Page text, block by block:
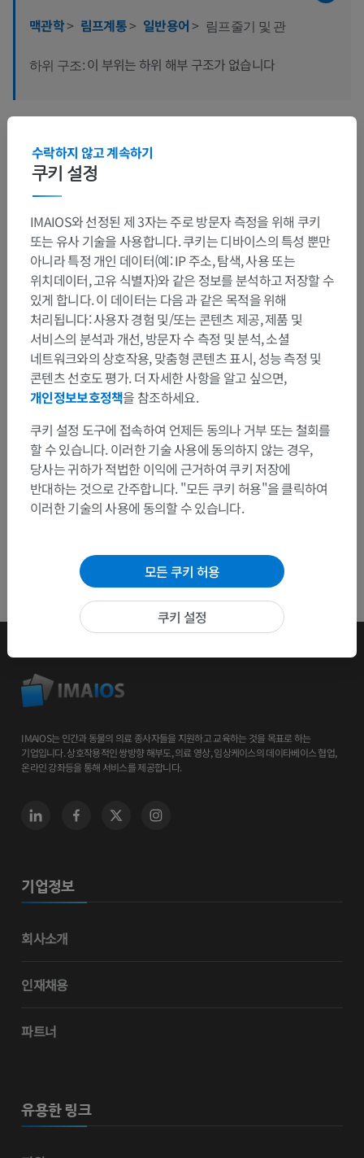
맥관학> 림프계통> 일반용어> 림프줄기 및 관
하위 구조: 이 부위는 하위 해부 구조가 없습니다
인간 비교 해부학
문제를 발견하셨나요?
수정이나, 번역 또는 콘텐츠 개선에 제안이 있으면 언제든
연락 주세요.
문제 보고
앱 다운로드
IMAIOS는 인간과 동물의 의료 종사자들을 지원하고 교육하는 것을 목표로 하는
기업입니다. 상호작용적인 쌍방향 해부도, 의료 영상, 임상케이스의 데이타베이스 협업,
온라인 강좌등을 통해 서비스를 제공합니다.
기업정보
회사소개
인재채용
파트너
유용한 링크
쿠키 설정
수락하지 않고 계속하기
IMAIOS와 선정된 제 3자는 주로 방문자 측정을 위해 쿠키
또는 유사 기술을 사용합니다. 쿠키는 디바이스의 특성 뿐만
아니라 특정 개인 데이터(예: IP 주소, 탐색, 사용 또는
위치데이터, 고유 식별자)와 같은 정보를 분석하고 저장할 수
있게 합니다. 이 데이터는 다음 과 같은 목적을 위해
처리됩니다: 사용자 경험 및/또는 콘텐츠 제공, 제품 및
서비스의 분석과 개선, 방문자 수 측정 및 분석, 소셜
네트워크와의 상호작용, 맞춤형 콘텐츠 표시, 성능 측정 및
콘텐츠 선호도 평가. 더 자세한 사항을 알고 싶으면,
개인정보보호정책을 참조하세요.
쿠키 설정 도구에 접속하여 언제든 동의나 거부 또는 철회를
할 수 있습니다. 이러한 기술 사용에 동의하지 않는 경우,
당사는 귀하가 적법한 이익에 근거하여 쿠키 저장에
반대하는 것으로 간주합니다. "모든 쿠키 허용"을 클릭하여
이러한 기술의 사용에 동의할 수 있습니다.
모든 쿠키 허용
쿠키 설정